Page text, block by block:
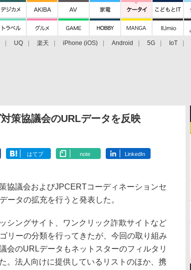
UQ 楽天 iPhone (iOS) Android 5G IoT
策協議会のURLデータを反映
はてブ note LinkedIn
協議会およびJPCERTコーディネーションセ
ータの拡充を行うと発表した。
シングサイト、ワンクリック詐欺サイトなど
リーの分類を行ってきたが、今回の取り組み
会のURLデータもネットスターのフィルタリ
。法人向けに提供しているリストのほか、携